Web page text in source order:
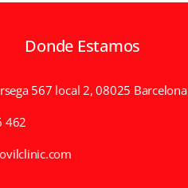
Donde Estamos
567 local 2, 08025 Barcelona
462